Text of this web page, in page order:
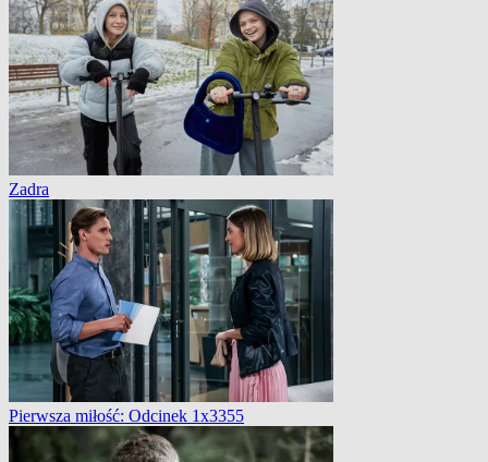
Zadra
Pierwsza miłość: Odcinek 1x3355